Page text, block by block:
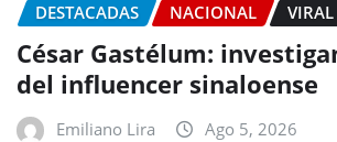
DESTACADAS NACIONAL VIRAL
César Gastélum:
del influencer sinaloense
Emiliano Lira Ago 5, 2026